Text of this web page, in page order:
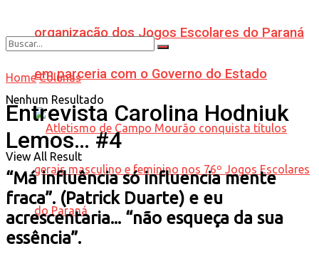
organização dos Jogos Escolares do Paraná
em parceria com o Governo do Estado
Nenhum Resultado
View All Result
Home Colunas
Entrevista Carolina Hodniuk
Lemos… #4
“Má influência só influencia mente
fraca”. (Patrick Duarte) e eu
acrescentaria... “não esqueça da sua
essência”.